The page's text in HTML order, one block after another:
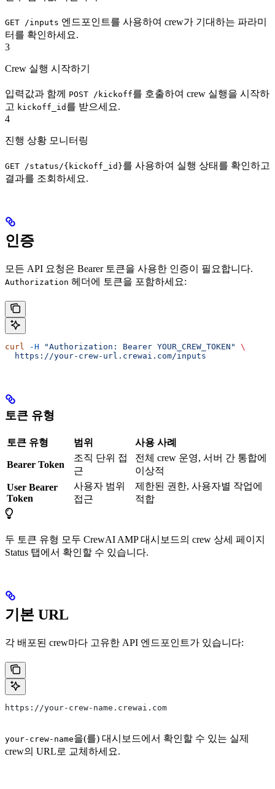
GET /inputs 엔드포인트를 사용하여 crew가 기대하는 파라미
터를 확인하세요.
3
Crew 실행 시작하기
입력값과 함께 POST /kickoff를 호출하여 crew 실행을 시작하
고 kickoff_id 를 받으세요.
4
진행 상황 모니터링
GET /status/{kickoff_id}를 사용하여 실행 상태를 확인하고
결과를 조회하세요.
인증
모든 API 요청은 Bearer 토큰을 사용한 인증이 필요합니다.
Authorization 헤더에 토큰을 포함하세요:
curl -H "Authorization: Bearer YOUR_CREW_TOKEN"
\
  https://your-crew-url.crewai.com/inputs
토큰 유형
토큰 유형 범위 사용 사례
Bearer Token
조직 단위 접
근
전체 crew 운영, 서버 간 통합에
이상적
User Bearer
Token
사용자 범위
접근
제한된 권한, 사용자별 작업에
적합
두 토큰 유형 모두 CrewAI AMP 대시보드의 crew 상세 페이지
Status 탭에서 확인할 수 있습니다.
기본 URL
각 배포된 crew마다 고유한 API 엔드포인트가 있습니다:
https://your-crew-name.crewai.com
your-crew-name을(를) 대시보드에서 확인할 수 있는 실제
crew의 URL로 교체하세요.